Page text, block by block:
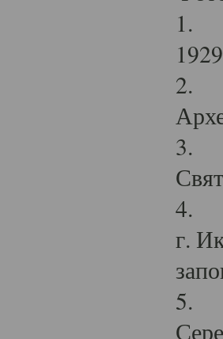
1.
2.
3.
4.
г.
5.